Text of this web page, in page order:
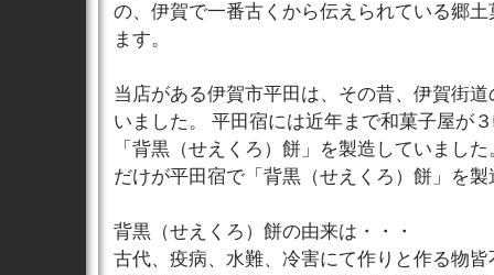
の、伊賀で一番古くから伝えられている郷
ます。
当店がある伊賀市平田は、その昔、伊賀街
いました。 平田宿には近年まで和菓子屋が
「背黒（せえくろ）餅」を製造していまし
だけが平田宿で「背黒（せえくろ）餅」を
背黒（せえくろ）餅の由来は・・・
古代、疫病、水難、冷害にて作りと作る物